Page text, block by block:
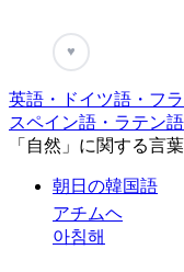
♥
英語・ドイツ語・フ
スペイン語・ラテン
「自然」に関する言
朝日の韓国語
アチムヘ
아침해